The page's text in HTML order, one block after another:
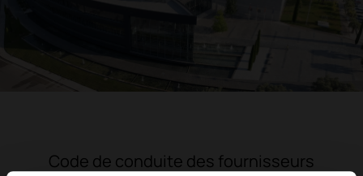
Code de conduite des fournisseurs